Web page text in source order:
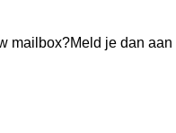
mailbox?Meld je dan aan